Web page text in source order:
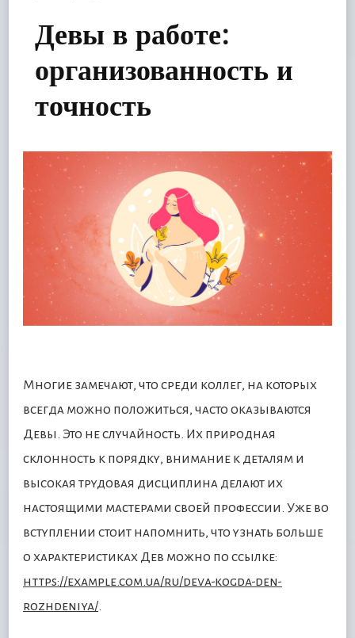
Девы в работе:
организованность и
точность
Многие замечают, что среди коллег, на которых
всегда можно положиться, часто оказываются
Девы. Это не случайность. Их природная
склонность к порядку, внимание к деталям и
высокая трудовая дисциплина делают их
настоящими мастерами своей профессии. Уже во
вступлении стоит напомнить, что узнать больше
о характеристиках Дев можно по ссылке:
https://example.com.ua/ru/deva-kogda-den-
rozhdeniya/.